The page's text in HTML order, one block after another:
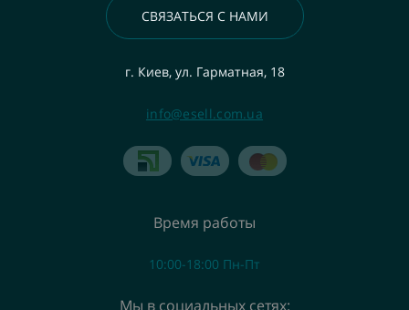
СВЯЗАТЬСЯ С НАМИ
г. Киев, ул. Гарматная, 18
info@esell.com.ua
Время работы
10:00-18:00 Пн-Пт
Мы в социальных сетях: